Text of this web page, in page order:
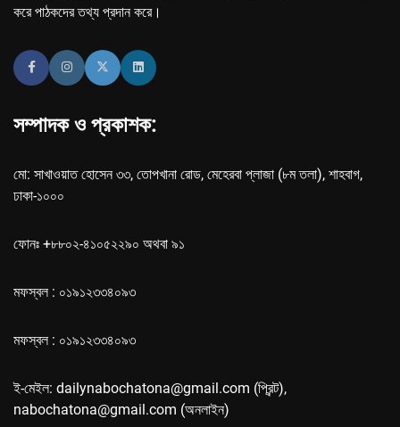
করে পাঠকদের তথ্য প্রদান করে।
সম্পাদক ও প্রকাশক:
মো: সাখাওয়াত হোসেন ৩৩, তোপখানা রোড, মেহেরবা প্লাজা (৮ম তলা), শাহবাগ,
ঢাকা-১০০০
ফোনঃ +৮৮০২-৪১০৫২২৯০ অথবা ৯১
মফস্বল : ০১৯১২৩৩৪০৯৩
মফস্বল : ০১৯১২৩৩৪০৯৩
ই-মেইল: dailynabochatona@gmail.com (প্রিন্ট),
nabochatona@gmail.com (অনলাইন)